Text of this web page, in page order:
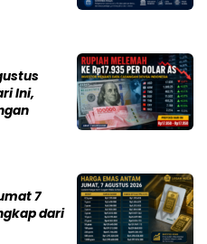
Ini,
7
dari